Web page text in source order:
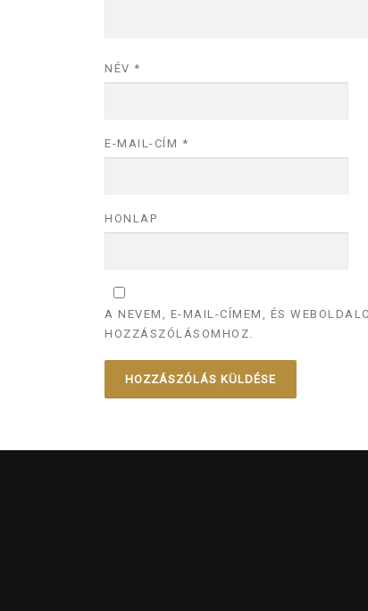
NÉV *
E-MAIL-CÍM *
HONLAP
A NEVEM, E-MAIL-CÍMEM, ÉS
HOZZÁSZÓLÁSOMHOZ.